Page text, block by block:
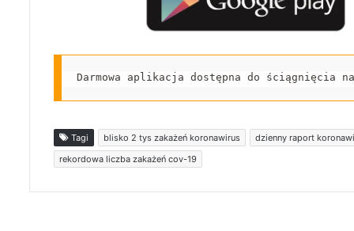
Darmowa aplikacja dostępna do ściągnięcia
Tagi blisko 2 tys zakażeń koronawirus dzienny raport
rekordowa liczba zakażeń cov-19